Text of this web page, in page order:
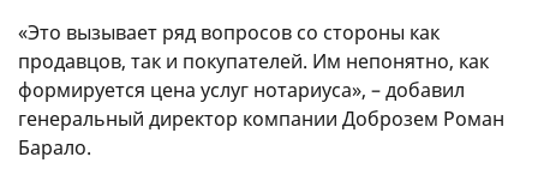
«Это вызывает ряд вопросов со стороны как
продавцов, так и покупателей. Им непонятно, как
формируется цена услуг нотариуса», – добавил
генеральный директор компании Доброзем Роман
Барало.